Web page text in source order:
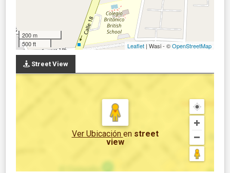
200 m
500 ft
Leaflet | Wasi - ©OpenStreetMap
Street View
Ver Ubicación en street
view